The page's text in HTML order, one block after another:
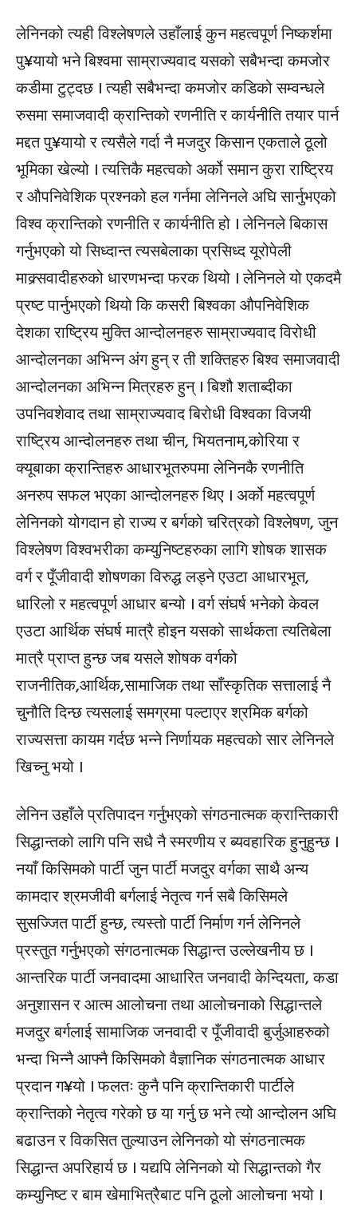
लेनिनको त्यही विश्लेषणले उहाँलाई कुन महत्वपूर्ण निष्कर्शमा
पु¥यायो भने बिश्वमा साम्राज्यवाद यसको सबैभन्दा कमजोर
कडीमा टुट्दछ । त्यही सबैभन्दा कमजोर कडिको सम्वन्धले
रुसमा समाजवादी क्रान्तिको रणनीति र कार्यनीति तयार पार्न
मद्दत पु¥यायो र त्यसैले गर्दा नै मजदुर किसान एकताले ठूलो
भूमिका खेल्यो । त्यत्तिकै महत्वको अर्को समान कुरा राष्ट्रिय
र औपनिवेशिक प्रश्नको हल गर्नमा लेनिनले अघि सार्नुभएको
विश्व क्रान्तिको रणनीति र कार्यनीति हो । लेनिनले बिकास
गर्नुभएको यो सिध्दान्त त्यसबेलाका प्रसिध्द यूरोपेली
माक्र्सवादीहरुको धारणभन्दा फरक थियो । लेनिनले यो एकदमै
प्रष्ट पार्नुभएको थियो कि कसरी बिश्वका औपनिवेशिक
देशका राष्ट्रिय मुक्ति आन्दोलनहरु साम्राज्यवाद विरोधी
आन्दोलनका अभिन्न अंग हुन् र ती शक्तिहरु बिश्व समाजवादी
आन्दोलनका अभिन्न मित्रहरु हुन् । बिशौ शताब्दीका
उपनिवशेवाद तथा साम्राज्यवाद बिरोधी विश्वका विजयी
राष्ट्रिय आन्दोलनहरु तथा चीन, भियतनाम,कोरिया र
क्यूबाका क्रान्तिहरु आधारभूतरुपमा लेनिनकै रणनीति
अनरुप सफल भएका आन्दोलनहरु थिए । अर्को महत्वपूर्ण
लेनिनको योगदान हो राज्य र बर्गको चरित्रको विश्लेषण, जुन
विश्लेषण विश्वभरीका कम्युनिष्टहरुका लागि शोषक शासक
वर्ग र पूँजीवादी शोषणका विरुद्ध लड्ने एउटा आधारभूत,
धारिलो र महत्वपूर्ण आधार बन्यो । वर्ग संघर्ष भनेको केवल
एउटा आर्थिक संघर्ष मात्रै होइन यसको सार्थकता त्यतिबेला
मात्रै प्राप्त हुन्छ जब यसले शोषक वर्गको
राजनीतिक,आर्थिक,सामाजिक तथा साँस्कृतिक सत्तालाई नै
चुनौति दिन्छ त्यसलाई समग्रमा पल्टाएर श्रमिक बर्गको
राज्यसत्ता कायम गर्दछ भन्ने निर्णायक महत्वको सार लेनिनले
खिच्नु भयो ।
लेनिन उहाँले प्रतिपादन गर्नुभएको संगठनात्मक क्रान्तिकारी
सिद्धान्तको लागि पनि सधै नै स्मरणीय र ब्यवहारिक हुनुहुन्छ ।
नयाँ किसिमको पार्टी जुन पार्टी मजदुर वर्गका साथै अन्य
कामदार श्रमजीवी बर्गलाई नेतृत्व गर्न सबै किसिमले
सुसज्जित पार्टी हुन्छ, त्यस्तो पार्टी निर्माण गर्न लेनिनले
प्रस्तुत गर्नुभएको संगठनात्मक सिद्धान्त उल्लेखनीय छ ।
आन्तरिक पार्टी जनवादमा आधारित जनवादी केन्दियता, कडा
अनुशासन र आत्म आलोचना तथा आलोचनाको सिद्धान्तले
मजदुर बर्गलाई सामाजिक जनवादी र पूँजीवादी बुर्जुआहरुको
भन्दा भिन्नै आफ्नै किसिमको वैज्ञानिक संगठनात्मक आधार
प्रदान ग¥यो । फलतः कुनै पनि क्रान्तिकारी पार्टीले
क्रान्तिको नेतृत्व गरेको छ या गर्नु छ भने त्यो आन्दोलन अघि
बढाउन र विकसित तुल्याउन लेनिनको यो संगठनात्मक
सिद्धान्त अपरिहार्य छ । यद्यपि लेनिनको यो सिद्धान्तको गैर
कम्युनिष्ट र बाम खेमाभित्रैबाट पनि ठूलो आलोचना भयो ।